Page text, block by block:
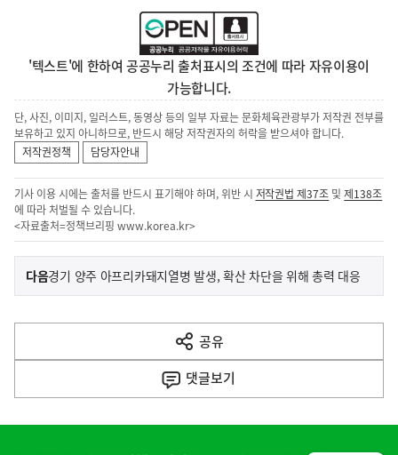
'텍스트'에 한하여 공공누리 출처표시의 조건에 따라 자유이용이
가능합니다.
단, 사진, 이미지, 일러스트, 동영상 등의 일부 자료는 문화체육관광부가 저작권 전부를
보유하고 있지 아니하므로, 반드시 해당 저작권자의 허락을 받으셔야 합니다.
저작권정책
담당자안내
기사 이용 시에는 출처를 반드시 표기해야 하며, 위반 시 저작권법 제37조 및제138조
에 따라 처벌될 수 있습니다.
<자료출처=정책브리핑 www.korea.kr>
이
전
다
음
다음기
경기 양주 아프리카돼지열병 발생, 확산 차단을 위해 총력 대응
공유
열
기
댓글보기